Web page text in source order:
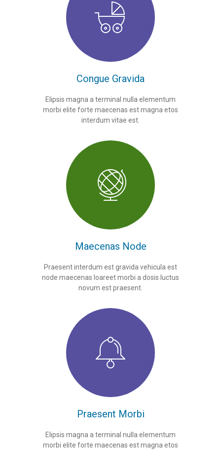
Congue Gravida
Elipsis magna a terminal nulla elementum
morbi elite forte maecenas est magna etos
interdum vitae est.
Maecenas Node
Praesent interdum est gravida vehicula est
node maecenas loareet morbi a dosis luctus
novum est praesent.
Praesent Morbi
Elipsis magna a terminal nulla elementum
morbi elite forte maecenas est magna etos